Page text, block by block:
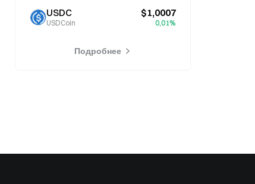
USDC
USDCoin
$1,0007
0,01%
Подробнее